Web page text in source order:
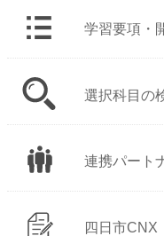
学習要項・
選択科目の
連携パート
四日市CNX